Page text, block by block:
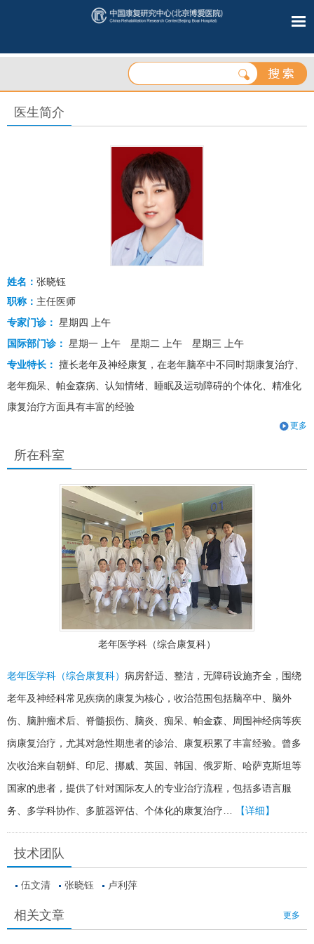
医生简介
姓名： 张晓钰
职称： 主任医师
专家门诊： 星期四 上午
国际部门诊： 星期一 上午 星期二 上午
星期三 上午
专业特长： 擅长老年及神经康复，在老年脑卒中不同时期康复治疗、
老年痴呆、帕金森病、认知情绪、睡眠及运动障碍的个体化、精准化
康复治疗方面具有丰富的经验
更多
所在科室
老年医学科（综合康复科）
老年医学科（综合康复科） 病房舒适、整洁，无障碍设施齐全，围绕
老年及神经科常见疾病的康复为核心，收治范围包括脑卒中、脑外
伤、脑肿瘤术后、脊髓损伤、脑炎、痴呆、帕金森、周围神经病等疾
病康复治疗，尤其对急性期患者的诊治、康复积累了丰富经验。曾多
次收治来自朝鲜、印尼、挪威、英国、韩国、俄罗斯、哈萨克斯坦等
国家的患者，提供了针对国际友人的专业治疗流程，包括多语言服
务、多学科协作、多脏器评估、个体化的康复治疗…
【详细】
技术团队
伍文清 张晓钰 卢利萍
更多
相关文章